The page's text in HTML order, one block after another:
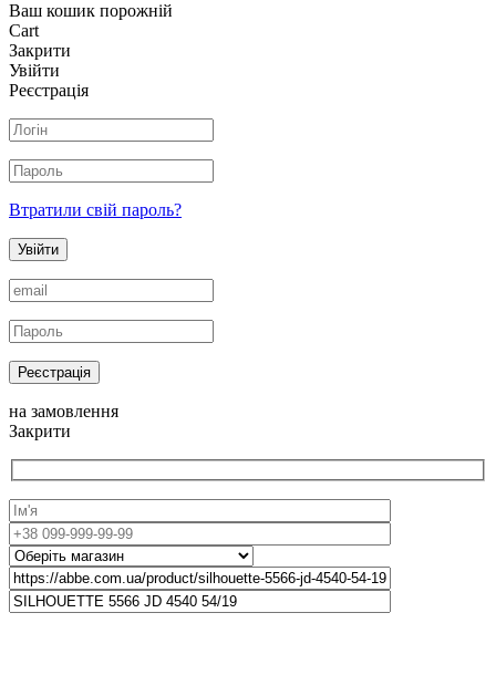
Ваш кошик порожній
Cart
Закрити
Увійти
Реєстрація
Втратили свій пароль?
Увійти
Реєстрація
на замовлення
Закрити